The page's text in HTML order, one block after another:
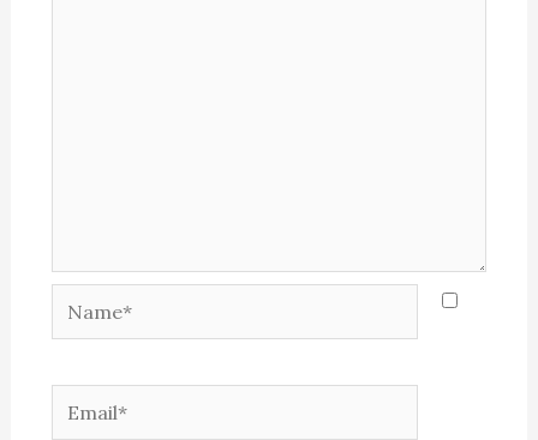
Name*
Email*